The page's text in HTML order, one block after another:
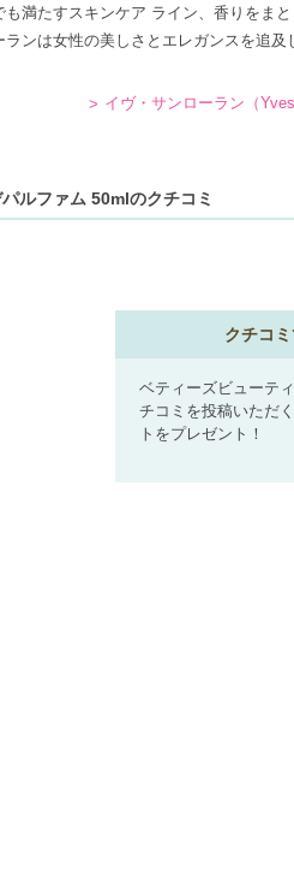
満たすスキンケア ライン、香りをま
ンは女性の美しさとエレガンスを追
イヴ・サンローラン（
ルファム 50mlのクチコミ
クチコ
ベティーズビューテ
チコミを投稿いただ
トをプレゼント！